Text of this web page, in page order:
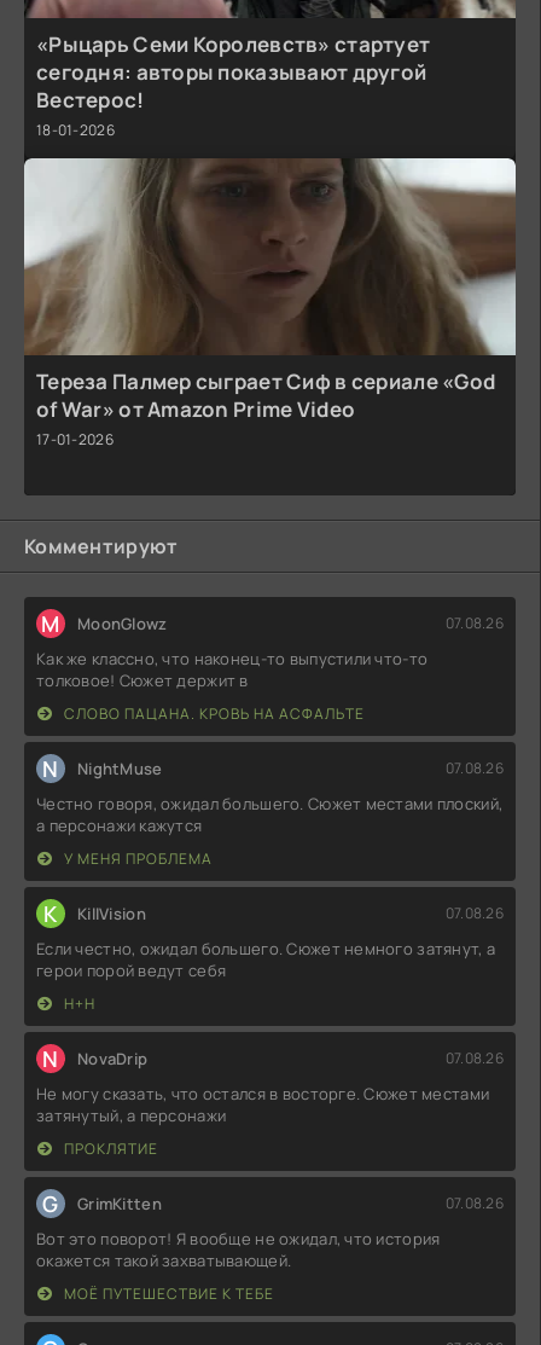
«Рыцарь Семи Королевств» стартует
сегодня: авторы показывают другой
Вестерос!
18-01-2026
Тереза Палмер сыграет Сиф в сериале «God
of War» от Amazon Prime Video
17-01-2026
Комментируют
M MoonGlowz 07.08.26
Как же классно, что наконец-то выпустили что-то
толковое! Сюжет держит в
СЛОВО ПАЦАНА. КРОВЬ НА АСФАЛЬТЕ
N NightMuse 07.08.26
Честно говоря, ожидал большего. Сюжет местами плоский,
а персонажи кажутся
У МЕНЯ ПРОБЛЕМА
K KillVision 07.08.26
Если честно, ожидал большего. Сюжет немного затянут, а
герои порой ведут себя
Н+Н
N NovaDrip 07.08.26
Не могу сказать, что остался в восторге. Сюжет местами
затянутый, а персонажи
ПРОКЛЯТИЕ
G GrimKitten 07.08.26
Вот это поворот! Я вообще не ожидал, что история
окажется такой захватывающей.
МОЁ ПУТЕШЕСТВИЕ К ТЕБЕ